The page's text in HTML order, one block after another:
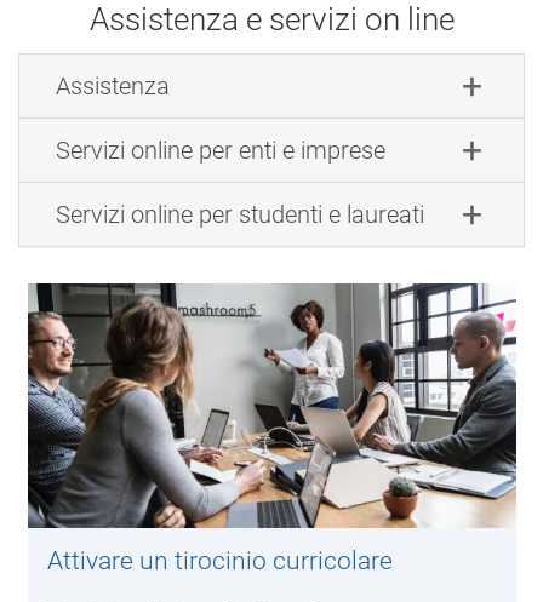
Assistenza e servizi on line
Assistenza
Servizi online per enti e imprese
Servizi online per studenti e laureati
Attivare un tirocinio curricolare